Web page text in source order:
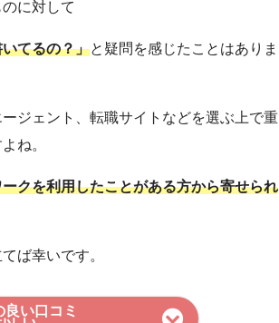
に対して
てるの？」と疑問を感じたことはありま
ジェント、転職サイトなどを選ぶ上で重
ね。
クを利用したことがある方から寄せられ
ば幸いです。
い口コミ